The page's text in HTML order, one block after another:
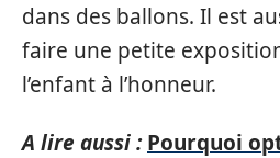
dans des ballons. Il est
faire une petite
l’enfant à l’honneur.
A lire aussi : Pourquoi